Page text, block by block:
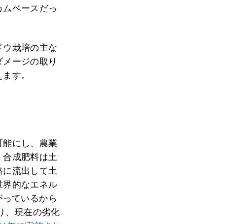
ベースだっ
栽培の主な
ージの取り
す。
にし、農業
成肥料は土
流出して土
的なエネル
ているから
、現在の劣化